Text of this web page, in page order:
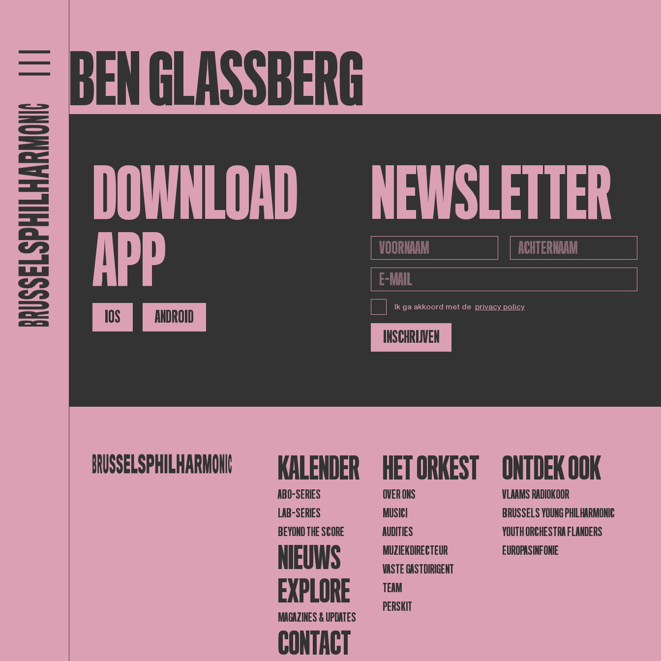
BEN GLASSBERG
DOWNLOAD
APP
IOS ANDROID
NEWSLETTER
Ik ga akkoord met de privacy policy
INSCHRIJVEN
KALENDER
ABO-SERIES
LAB-SERIES
BEYOND THE SCORE
NIEUWS
EXPLORE
MAGAZINES & UPDATES
CONTACT
HET ORKEST
OVER ONS
MUSICI
AUDITIES
MUZIEKDIRECTEUR
VASTE GASTDIRIGENT
TEAM
PERSKIT
ONTDEK OOK
VLAAMS RADIOKOOR
BRUSSELS YOUNG PHILHARMONIC
YOUTH ORCHESTRA FLANDERS
EUROPASINFONIE